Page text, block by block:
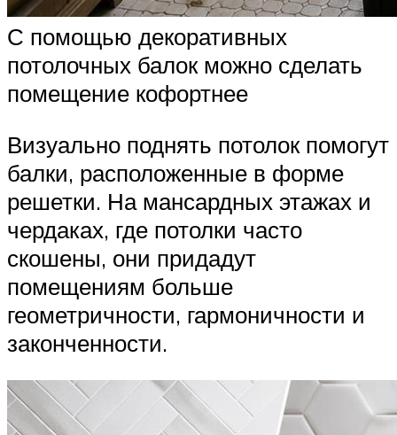
С помощью декоративных
потолочных балок можно сделать
помещение кофортнее
Визуально поднять потолок помогут
балки, расположенные в форме
решетки. На мансардных этажах и
чердаках, где потолки часто
скошены, они придадут
помещениям больше
геометричности, гармоничности и
законченности.